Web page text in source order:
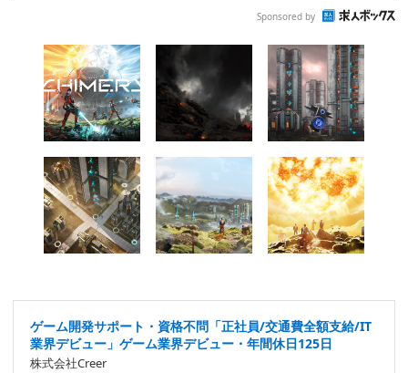
Sponsored by
ゲーム開発サポート・資格不問「正社員/交通費全額支給/IT
業界デビュー」ゲーム業界デビュー・年間休日125日
株式会社Creer